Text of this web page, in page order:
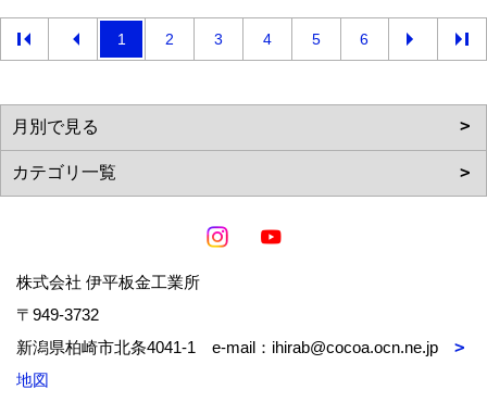
1 2 3 4 5 6
株式会社 伊平板金工業所
〒949-3732
新潟県柏崎市北条4041-1 e-mail：ihirab@cocoa.ocn.ne.jp
地図